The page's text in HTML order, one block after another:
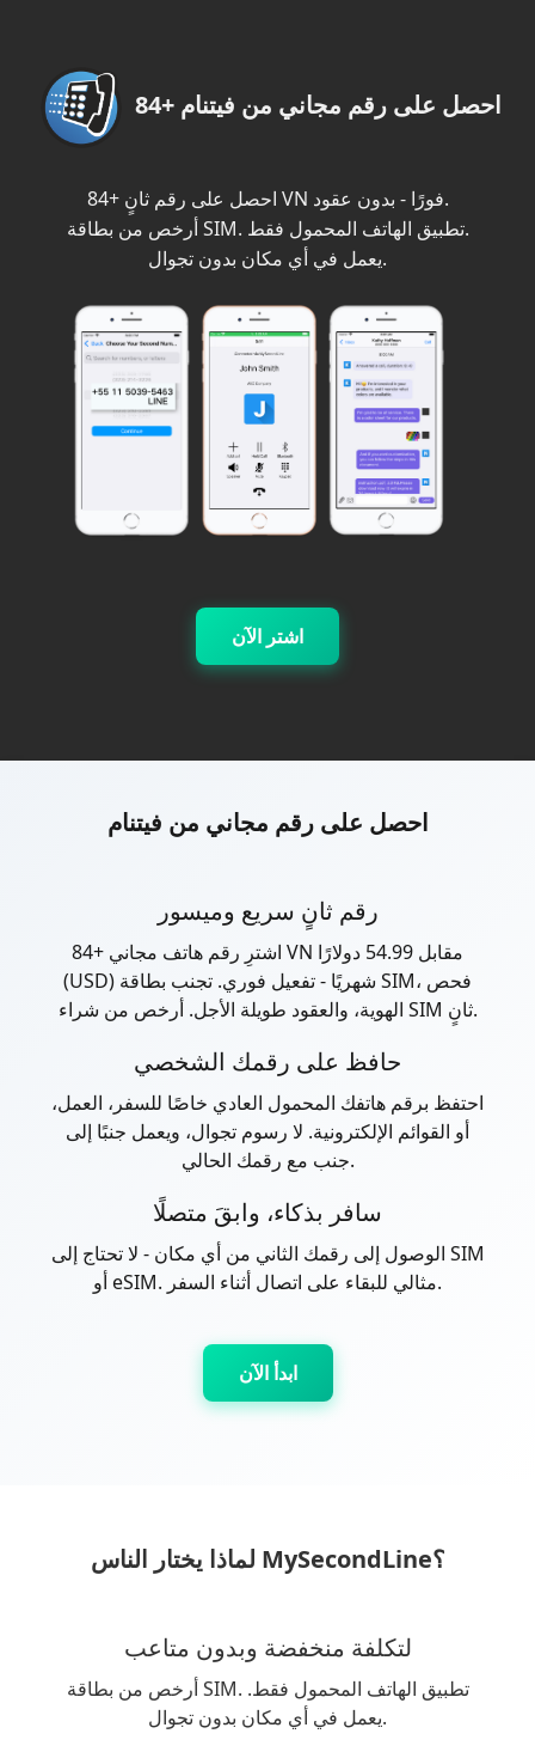
احصل على رقم مجاني من فيتنام +84
احصل على رقم ثانٍ +84 VN فورًا - بدون عقود.
أرخص من بطاقة SIM. تطبيق الهاتف المحمول فقط.
يعمل في أي مكان بدون تجوال.
اشتر الآن
احصل على رقم مجاني من فيتنام
رقم ثانٍ سريع وميسور
اشترِ رقم هاتف مجاني +84 VN مقابل 54.99 دولارًا
(USD) شهريًا - تفعيل فوري. تجنب بطاقة SIM، فحص
الهوية، والعقود طويلة الأجل. أرخص من شراء SIM ثانٍ.
حافظ على رقمك الشخصي
احتفظ برقم هاتفك المحمول العادي خاصًا للسفر، العمل،
أو القوائم الإلكترونية. لا رسوم تجوال، ويعمل جنبًا إلى
جنب مع رقمك الحالي.
سافر بذكاء، وابقَ متصلًا
الوصول إلى رقمك الثاني من أي مكان - لا تحتاج إلى SIM
أو eSIM. مثالي للبقاء على اتصال أثناء السفر.
ابدأ الآن
لماذا يختار الناس MySecondLine؟
لتكلفة منخفضة وبدون متاعب
أرخص من بطاقة SIM. تطبيق الهاتف المحمول فقط.
يعمل في أي مكان بدون تجوال.